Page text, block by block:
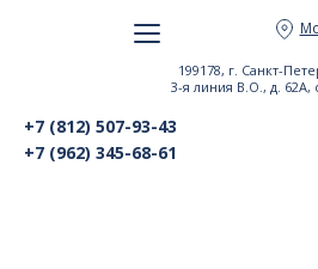
199178, г. Санкт-
3-я линия В.О., д. 62А,
+7 (812) 507-93-43
+7 (962) 345-68-61